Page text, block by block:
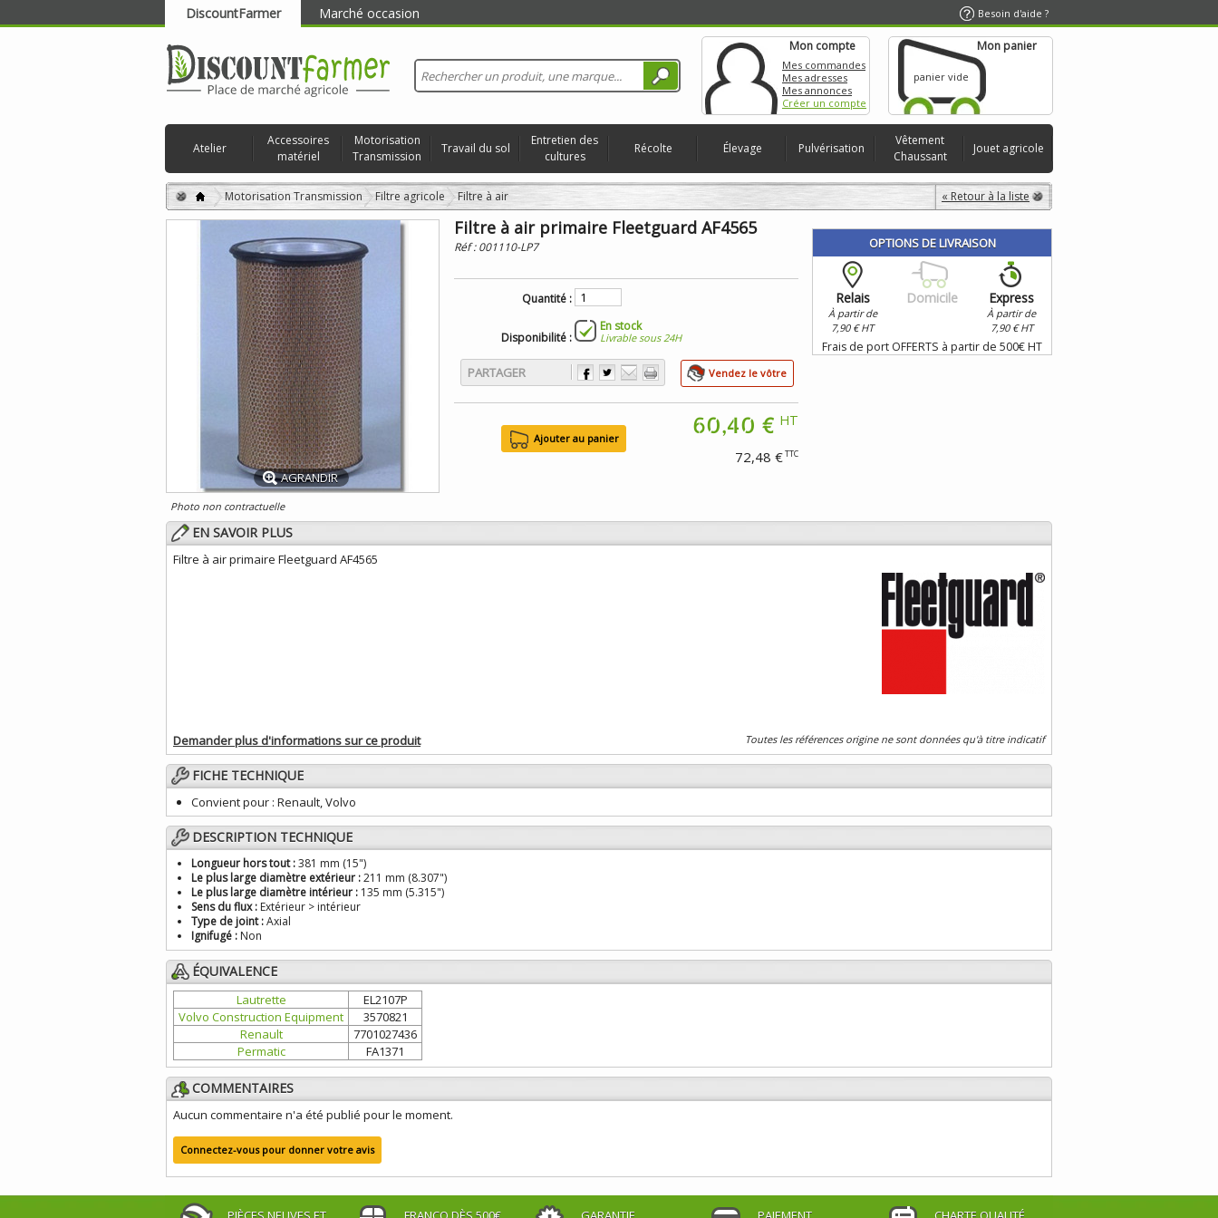
DiscountFarmer Marché occasion Besoin d'aide ?
RECHERCHER
Mon compte
Mes commandes
Mes adresses
Mes annonces
Créer un compte
Mon panier
panier vide
Atelier
Accessoires
matériel
Motorisation
Transmission
Travail du sol
Entretien des
cultures
Récolte Élevage Pulvérisation
Vêtement
Chaussant
Jouet agricole
« Retour à la liste
Motorisation Transmission Filtre agricole Filtre à air
AGRANDIR
Photo non contractuelle
Filtre à air primaire Fleetguard AF4565
Réf :001110-LP7
Quantité :
Disponibilité :
En stock
Livrable sous 24H
PARTAGER Vendez le vôtre
60,40 € HT
72,48 €TTC
OPTIONS DE LIVRAISON
Relais
À partir de
7,90 € HT
Domicile Express
À partir de
7,90 € HT
Frais de port OFFERTS à partir de 500€ HT
EN SAVOIR PLUS
Filtre à air primaire Fleetguard AF4565
Demander plus d'informations sur ce produit Toutes les références origine ne sont données qu'à titre indicatif
FICHE TECHNIQUE
Convient pour : Renault, Volvo
DESCRIPTION TECHNIQUE
Longueur hors tout :381 mm (15")
Le plus large diamètre extérieur :211 mm (8.307")
Le plus large diamètre intérieur : 135 mm (5.315")
Sens du flux : Extérieur > intérieur
Type de joint :Axial
Ignifugé : Non
ÉQUIVALENCE
Lautrette
EL2107P
Volvo Construction Equipment
3570821
Renault
7701027436
Permatic
FA1371
COMMENTAIRES
Aucun commentaire n'a été publié pour le moment.
Connectez-vous pour donner votre avis